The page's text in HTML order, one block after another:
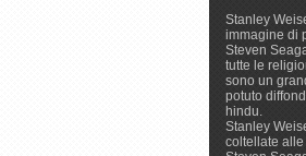
Stanley
immagine di
Steven
tutte le
sono un
potuto
hindu.
Stanley
coltellate